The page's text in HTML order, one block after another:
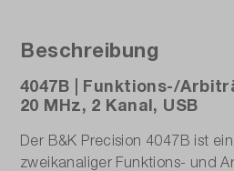
Modulationsarten:
AM, FM, PM, FSK, PWM
Schnittstellen:
USB
Beschreibung
4047B | Funktions-/
20 MHz, 2 Kanal, USB
Der B&K Precision 4047B ist
zweikanaliger Funktions- und